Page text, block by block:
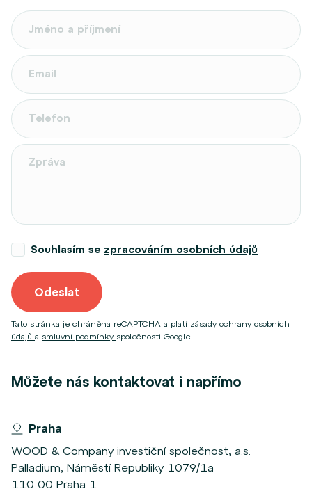
Odeslat
Souhlasím se zpracováním osobních údajů
Tato stránka je chráněna reCAPTCHA a platí zásady ochrany osobních
údajů a smluvní podmínky společnosti Google.
Můžete nás kontaktovat i napřímo
Praha
WOOD & Company investiční společnost, a.s.
Palladium, Náměstí Republiky 1079/1a
110 00 Praha 1